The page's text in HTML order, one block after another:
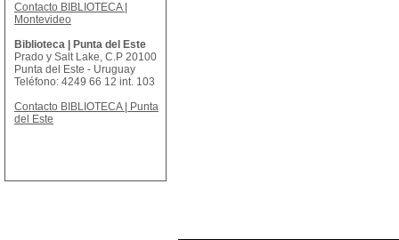
Contacto BIBLIOTECA |
Montevideo
Biblioteca | Punta del Este
Prado y Salt Lake, C.P 20100
Punta del Este - Uruguay
Teléfono: 4249 66 12 int. 103
Contacto BIBLIOTECA | Punta
del Este